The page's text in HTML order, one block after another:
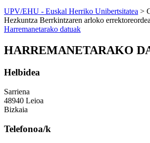
UPV/EHU - Euskal Herriko Unibertsitatea >
Hezkuntza Berrkintzaren arloko
Harremanetarako datuak
HARREMANETARAKO
Helbidea
Sarriena
48940 Leioa
Bizkaia
Telefonoa/k